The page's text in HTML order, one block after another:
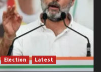
Election Latest